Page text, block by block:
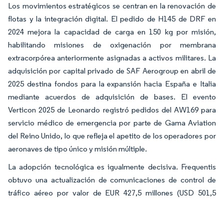
Los movimientos estratégicos se centran en la renovación de
flotas y la integración digital. El pedido de H145 de DRF en
2024 mejora la capacidad de carga en 150 kg por misión,
habilitando misiones de oxigenación por membrana
extracorpórea anteriormente asignadas a activos militares. La
adquisición por capital privado de SAF Aerogroup en abril de
2025 destina fondos para la expansión hacia España e Italia
mediante acuerdos de adquisición de bases. El evento
Verticon 2025 de Leonardo registró pedidos del AW169 para
servicio médico de emergencia por parte de Gama Aviation
del Reino Unido, lo que refleja el apetito de los operadores por
aeronaves de tipo único y misión múltiple.
La adopción tecnológica es igualmente decisiva. Frequentis
obtuvo una actualización de comunicaciones de control de
tráfico aéreo por valor de EUR 427,5 millones (USD 501,5